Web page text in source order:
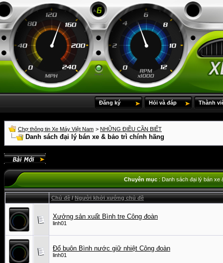
Đăng ký Hỏi và đáp Thành
Chợ thông tin Xe Máy Việt Nam > NHỮNG ĐIỀU CẦN BIẾT
Danh sách đại lý bán xe & bảo trì chính hãng
Chuyên mục: Danh sách đại lý bán xe
Chủ đề/Người khởi xướng chủ đề
Xưởng sản xuất Bình tre Công đoàn
linh01
Đổ buôn Bình nước giữ nhiệt Công đoàn
linh01